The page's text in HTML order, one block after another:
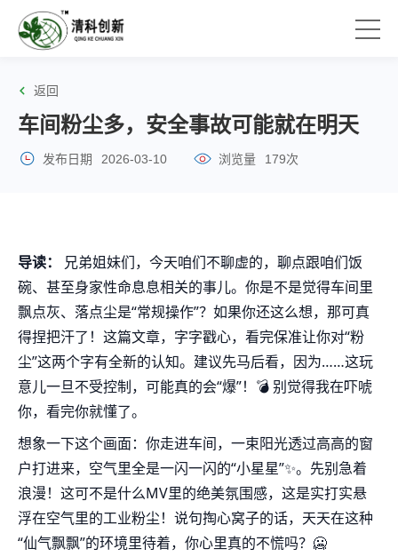
返回
车间粉尘多，安全事故可能就在明天
发布日期 2026-03-10 浏览量 179次
导读：
兄弟姐妹们，今天咱们不聊虚的，聊点跟咱们饭
碗、甚至身家性命息息相关的事儿。你是不是觉得车间里
飘点灰、落点尘是“常规操作”？如果你还这么想，那可真
得捏把汗了！这篇文章，字字戳心，看完保准让你对“粉
尘”这两个字有全新的认知。建议先马后看，因为……这玩
意儿一旦不受控制，可能真的会“爆”！💣 别觉得我在吓唬
你，看完你就懂了。
想象一下这个画面：你走进车间，一束阳光透过高高的窗
户打进来，空气里全是一闪一闪的“小星星”✨。先别急着
浪漫！这可不是什么MV里的绝美氛围感，这是实打实悬
浮在空气里的工业粉尘！说句掏心窝子的话，天天在这种
“仙气飘飘”的环境里待着，你心里真的不慌吗？🥶